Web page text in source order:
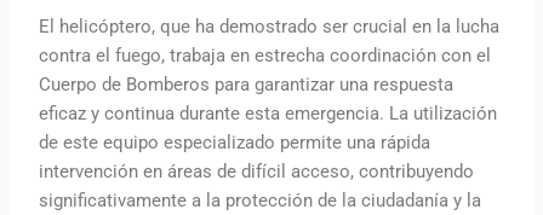
El helicóptero, que ha demostrado ser crucial en la lucha
contra el fuego, trabaja en estrecha coordinación con el
Cuerpo de Bomberos para garantizar una respuesta
eficaz y continua durante esta emergencia. La utilización
de este equipo especializado permite una rápida
intervención en áreas de difícil acceso, contribuyendo
significativamente a la protección de la ciudadanía y la